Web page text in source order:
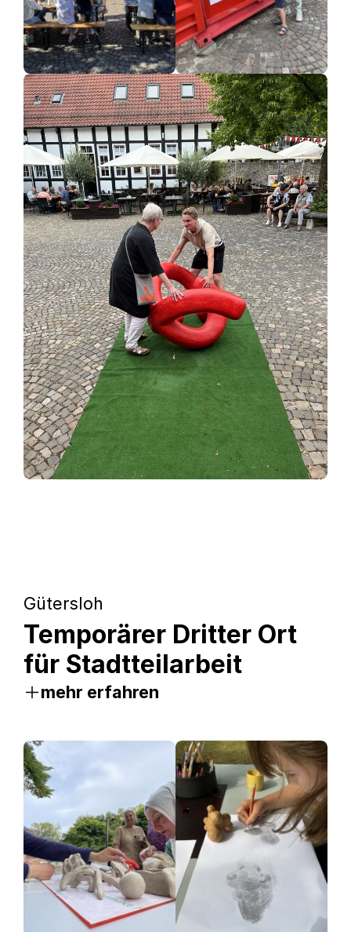
Gütersloh
Temporärer Dritter Ort
für Stadtteilarbeit
mehr erfahren